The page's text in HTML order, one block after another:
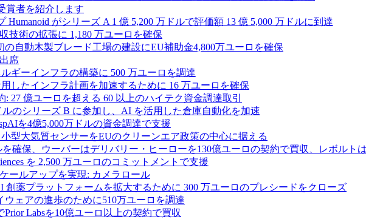
賞者を紹介します
がシリーズ A 1 億 5,200 万ドルで評価額 13 億 5,000 万ドルに到達
技術の拡張に 1,180 万ユーロを確保
自動木製ブレード工場の建設にEU補助金4,800万ユーロを確保
席
ギーインフラの構築に 500 万ユーロを調達
用したインフラ計画を加速するために 16 万ユーロを確保
27 億ユーロを超える 60 以上のハイテク資金調達取引
ルのシリーズ B に参加し、AI を活用した倉庫自動化を加速
を4億5,000万ドルの資金調達で支援
型大気質センサーをEUのクリーンエア政策の中心に据える
確保、ウーバーはデリバリー・ヒーローを130億ユーロの契約で買収、レボルト
を 2,500 万ユーロのコミットメントで支援
ールアップを実現: カメラロール
創薬プラットフォームを拡大するために 300 万ユーロのプレシードをクローズ
ェアの進歩のために510万ユーロを調達
Labsを10億ユーロ以上の契約で買収